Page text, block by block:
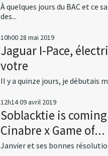
À quelques jours du BAC et ce
des...
10h00 28 mai 2019
Jaguar I-Pace,
votre
Il y a quinze jours, je débutais
12h1409avril 2019
Soblacktie is
Cinabre x Game of...
Janvier et ses bonnes